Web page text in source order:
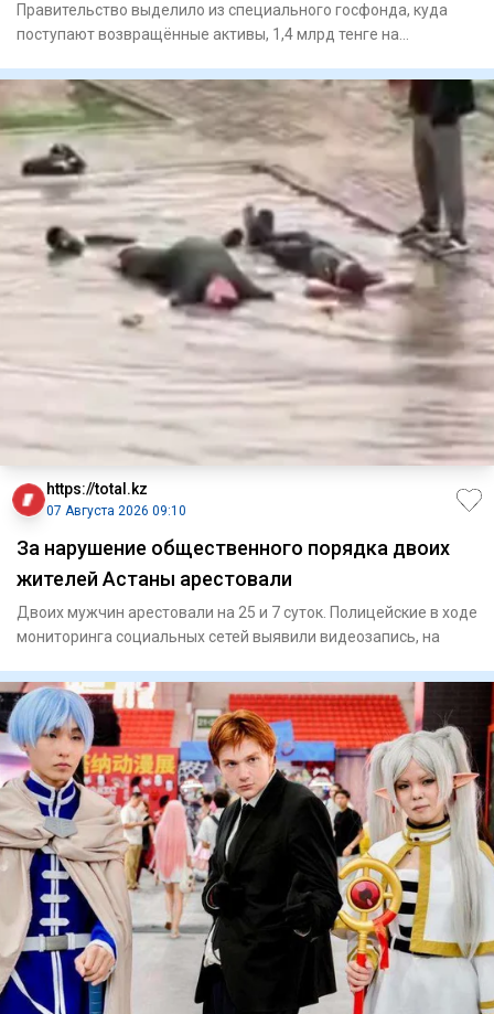
Правительство выделило из специального госфонда, куда
поступают возвращённые активы, 1,4 млрд тенге на
https://total.kz
07 Августа 2026 09:10
За нарушение общественного порядка двоих
жителей Астаны арестовали
Двоих мужчин арестовали на 25 и 7 суток. Полицейские в ходе
мониторинга социальных сетей выявили видеозапись, на